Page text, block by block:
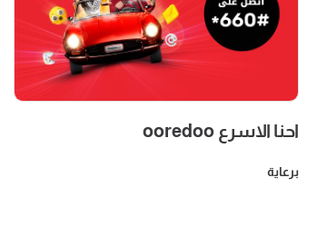
احنا الاسرع ooredoo
برعاية